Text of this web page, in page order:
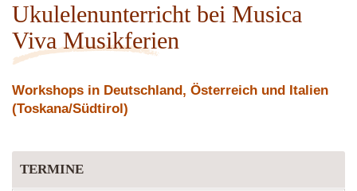
Ukulelenunterricht bei Musica
Viva Musikferien
Workshops in Deutschland, Österreich und Italien
(Toskana/Südtirol)
TERMINE